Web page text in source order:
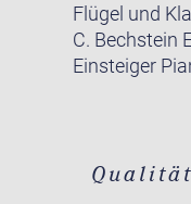
Flügel und
C. Bechstein
Einsteiger